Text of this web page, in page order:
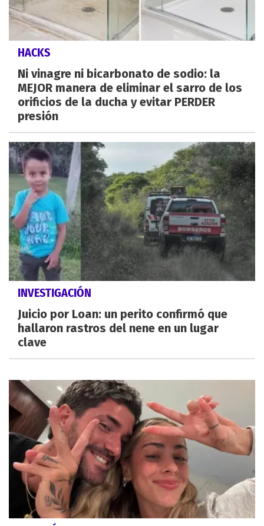
HACKS
Ni vinagre ni bicarbonato de sodio: la
MEJOR manera de eliminar el sarro de los
orificios de la ducha y evitar PERDER
presión
INVESTIGACIÓN
Juicio por Loan: un perito confirmó que
hallaron rastros del nene en un lugar
clave